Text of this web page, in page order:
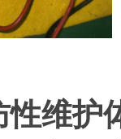
性维护